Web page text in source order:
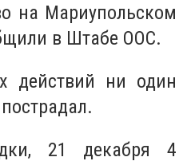
на Мариупольском
в Штабе ООС.
действий ни один
21 декабря 4